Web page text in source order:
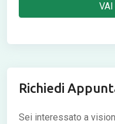
Richiedi
Sei interessato a